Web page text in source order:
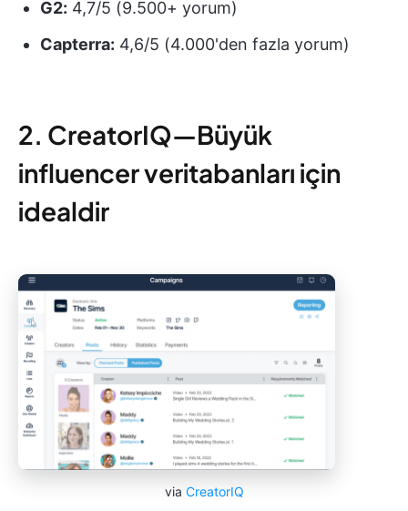
G2: 4,7/5 (9.500+ yorum)
Capterra: 4,6/5 (4.000'den fazla yorum)
2. CreatorIQ—Büyük
influencer veritabanları için
idealdir
via CreatorIQ